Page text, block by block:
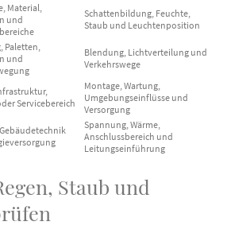
Material,
und
Schattenbildung, Feuchte,
Staub und Leuchtenposition
Paletten,
und
Blendung, Lichtverteilung und
Verkehrswege
Servicebereich
Montage, Wartung,
Umgebungseinflüsse und
Versorgung
Spannung, Wärme,
Anschlussbereich und
Leitungseinführung
Staub und